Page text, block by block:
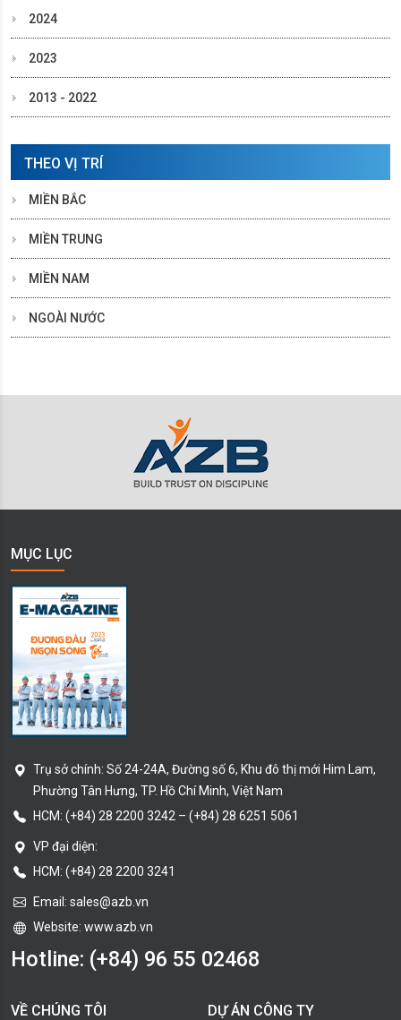
2024
2023
2013 - 2022
THEO VỊ TRÍ
MIỀN BẮC
MIỀN TRUNG
MIỀN NAM
NGOÀI NƯỚC
MỤC LỤC
Trụ sở chính: Số 24-24A, Đường số 6, Khu đô thị mới Him Lam,
Phường Tân Hưng, TP. Hồ Chí Minh, Việt Nam
HCM: (+84) 28 2200 3242 – (+84) 28 6251 5061
VP đại diện:
HCM: (+84) 28 2200 3241
Email: sales@azb.vn
Website: www.azb.vn
Hotline: (+84) 96 55 02468
VỀ CHÚNG TÔI DỰ ÁN CÔNG TY